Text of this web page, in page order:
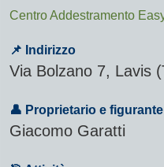
Centro Addestramento
📌 Indirizzo
Via Bolzano 7, Lavis
👤 Proprietario e figurante
Giacomo Garatti